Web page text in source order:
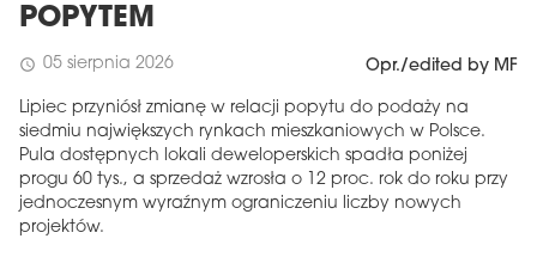
POPYTEM
schedule 05 sierpnia 2026 Opr./edited by MF
Lipiec przyniósł zmianę w relacji popytu do podaży na
siedmiu największych rynkach mieszkaniowych w Polsce.
Pula dostępnych lokali deweloperskich spadła poniżej
progu 60 tys., a sprzedaż wzrosła o 12 proc. rok do roku przy
jednoczesnym wyraźnym ograniczeniu liczby nowych
projektów.